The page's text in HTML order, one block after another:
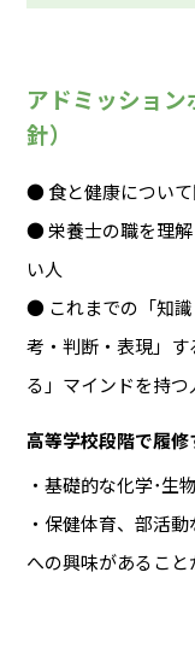
アドミッショ
針）
● 食と健康につい
● 栄養士の職を理
い人
● これまでの「知
考・判断・表現」
る」マインドを持つ
高等学校段階で履修
・基礎的な化学･生
・保健体育、部活
への興味があること